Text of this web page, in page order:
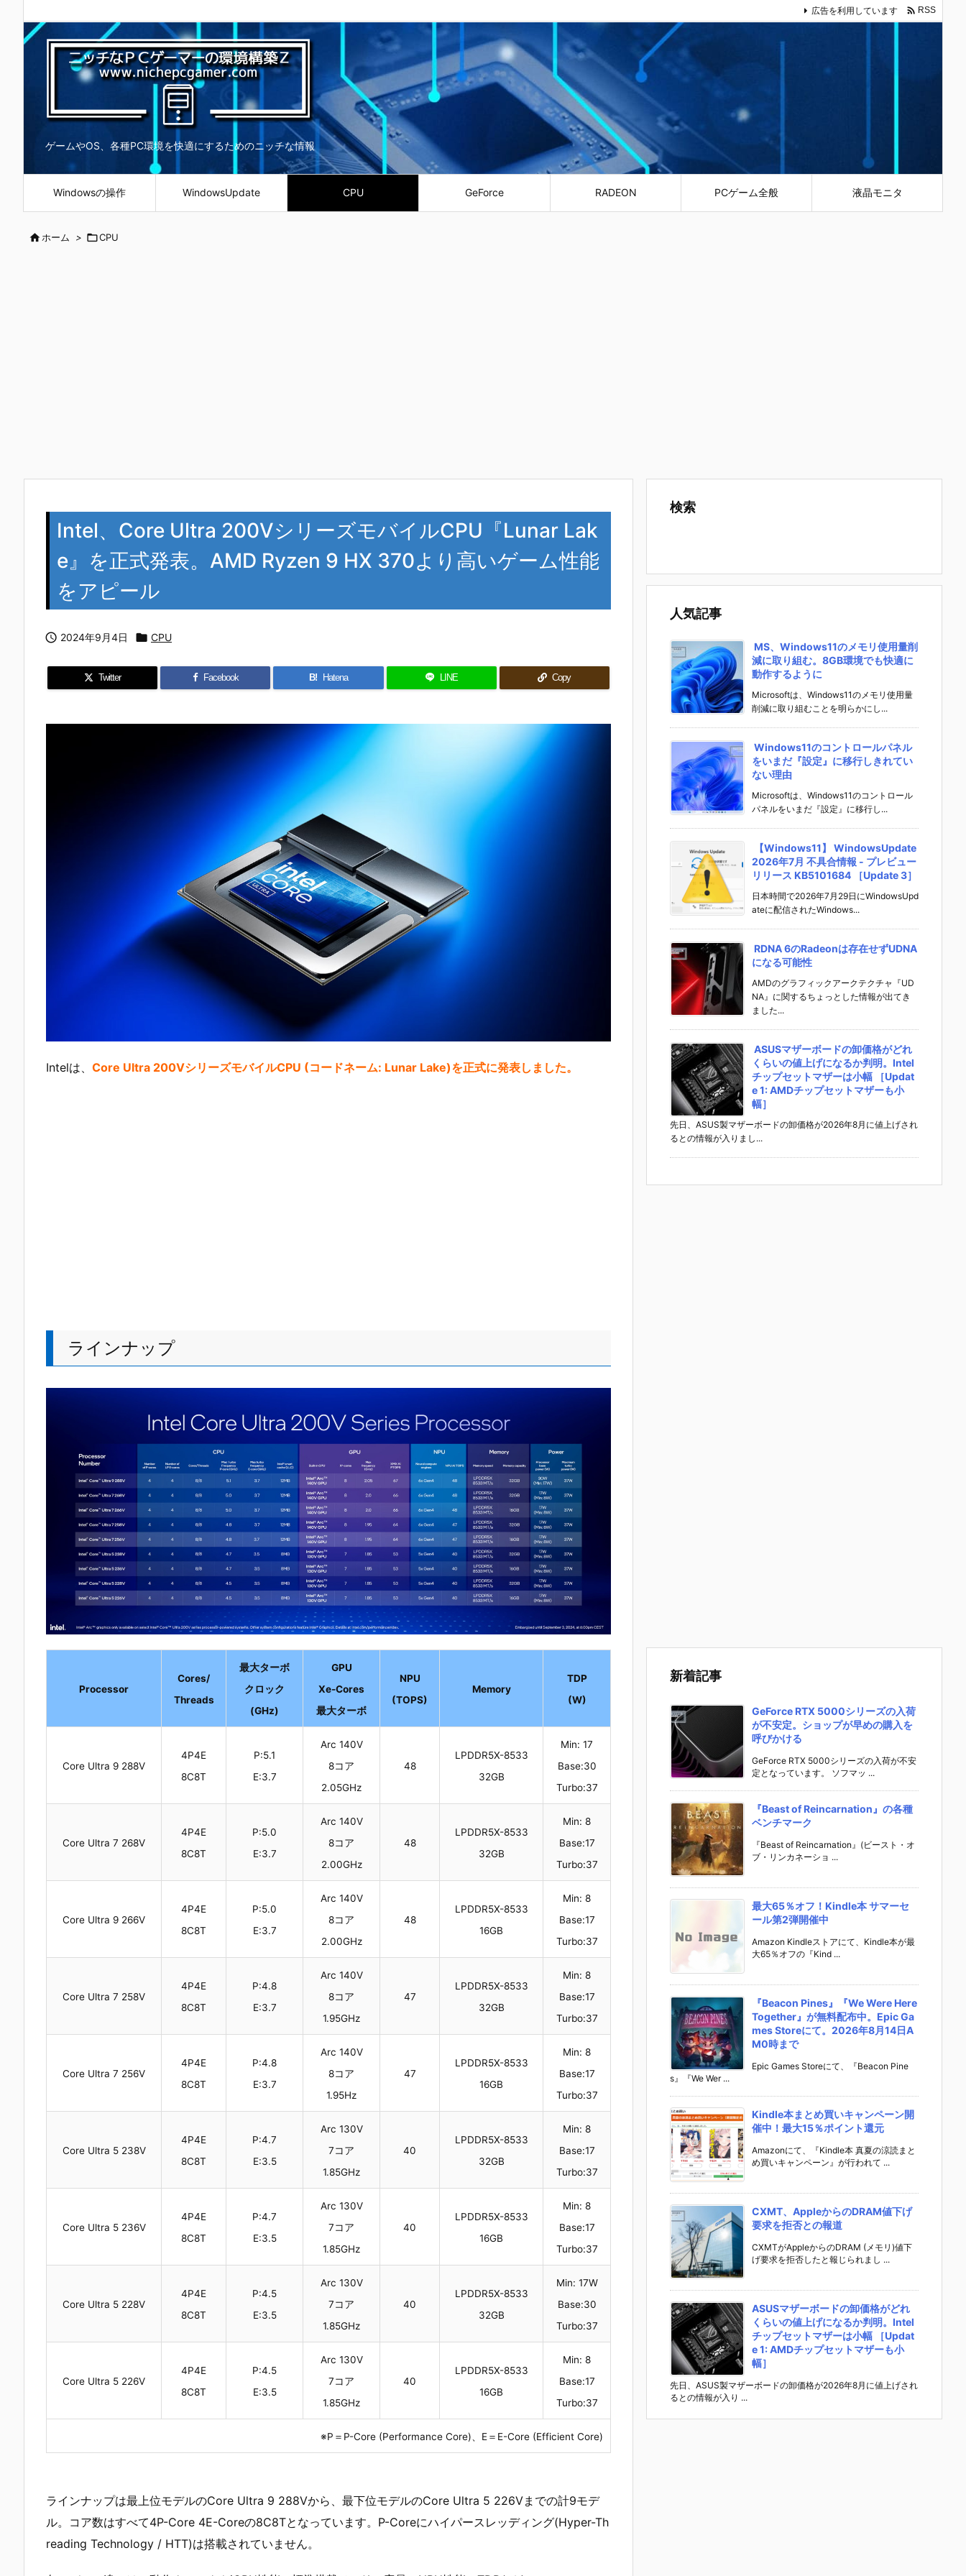
ゲームやOS、各種PC環境を快適にするためのニッチな情報
Windowsの操作 WindowsUpdate CPU GeForce RADEON PCゲーム全般 液晶モニタ
広告を利用しています  RSS
ホーム > CPU
Intel、Core Ultra 200VシリーズモバイルCPU『Lunar Lak
e』を正式発表。AMD Ryzen 9 HX 370より高いゲーム性能
をアピール
 2024年9月4日  CPU
Twitter Facebook B! Hatena LINE Copy
Intelは、 Core Ultra 200VシリーズモバイルCPU (コードネーム: Lunar Lake)を正式に発表しました。
ラインナップ
Processor
Cores/
Threads
最大ターボ
クロック
(GHz)
GPU
Xe-Cores
最大ターボ
NPU
(TOPS)
Memory
TDP
(W)
Core Ultra 9 288V
4P4E
8C8T
P:5.1
E:3.7
Arc 140V
8コア
2.05GHz
48
LPDDR5X-8533
32GB
Min: 17
Base:30
Turbo:37
Core Ultra 7 268V
4P4E
8C8T
P:5.0
E:3.7
Arc 140V
8コア
2.00GHz
48
LPDDR5X-8533
32GB
Min: 8
Base:17
Turbo:37
Core Ultra 9 266V
4P4E
8C8T
P:5.0
E:3.7
Arc 140V
8コア
2.00GHz
48
LPDDR5X-8533
16GB
Min: 8
Base:17
Turbo:37
Core Ultra 7 258V
4P4E
8C8T
P:4.8
E:3.7
Arc 140V
8コア
1.95GHz
47
LPDDR5X-8533
32GB
Min: 8
Base:17
Turbo:37
Core Ultra 7 256V
4P4E
8C8T
P:4.8
E:3.7
Arc 140V
8コア
1.95Hz
47
LPDDR5X-8533
16GB
Min: 8
Base:17
Turbo:37
Core Ultra 5 238V
4P4E
8C8T
P:4.7
E:3.5
Arc 130V
7コア
1.85GHz
40
LPDDR5X-8533
32GB
Min: 8
Base:17
Turbo:37
Core Ultra 5 236V
4P4E
8C8T
P:4.7
E:3.5
Arc 130V
7コア
1.85GHz
40
LPDDR5X-8533
16GB
Min: 8
Base:17
Turbo:37
Core Ultra 5 228V
4P4E
8C8T
P:4.5
E:3.5
Arc 130V
7コア
1.85GHz
40
LPDDR5X-8533
32GB
Min: 17W
Base:30
Turbo:37
Core Ultra 5 226V
4P4E
8C8T
P:4.5
E:3.5
Arc 130V
7コア
1.85GHz
40
LPDDR5X-8533
16GB
Min: 8
Base:17
Turbo:37
※P＝P-Core (Performance Core)、E＝E-Core (Efficient Core)
ラインナップは最上位モデルのCore Ultra 9 288Vから、最下位モデルのCore Ultra 5 226Vまでの計9モデ
ル。コア数はすべて4P-Core 4E-Coreの8C8Tとなっています。P-Coreにハイパースレッディング(Hyper-Th
reading Technology / HTT)は搭載されていません。
検索
人気記事
MS、Windows11のメモリ使用量削
減に取り組む。8GB環境でも快適に
動作するように
Microsoftは、Windows11のメモリ使用量
削減に取り組むことを明らかにし...
Windows11のコントロールパネル
をいまだ『設定』に移行しきれてい
ない理由
Microsoftは、Windows11のコントロール
パネルをいまだ『設定』に移行し...
【Windows11】 WindowsUpdate
2026年7月 不具合情報 - プレビュー
リリース KB5101684 ［Update 3］
日本時間で2026年7月29日にWindowsUpd
ateに配信されたWindows...
RDNA 6のRadeonは存在せずUDNA
になる可能性
AMDのグラフィックアークテクチャ『UD
NA』に関するちょっとした情報が出てき
ました...
ASUSマザーボードの卸価格がどれ
くらいの値上げになるか判明。Intel
チップセットマザーは小幅 ［Updat
e 1: AMDチップセットマザーも小
幅］
先日、ASUS製マザーボードの卸価格が2026年8月に値上げされ
るとの情報が入りまし...
新着記事
GeForce RTX 5000シリーズの入荷
が不安定。ショップが早めの購入を
呼びかける
GeForce RTX 5000シリーズの入荷が不安
定となっています。 ソフマッ ...
『Beast of Reincarnation』の各種
ベンチマーク
『Beast of Reincarnation』(ビースト・オ
ブ・リンカネーショ ...
最大65％オフ！Kindle本 サマーセ
ール第2弾開催中
Amazon Kindleストアにて、Kindle本が最
大65％オフの『Kind ...
『Beacon Pines』『We Were Here
Together』が無料配布中。Epic Ga
mes Storeにて。2026年8月14日A
M0時まで
Epic Games Storeにて、『Beacon Pine
s』『We Wer ...
Kindle本まとめ買いキャンペーン開
催中！最大15％ポイント還元
Amazonにて、『Kindle本 真夏の涼読まと
め買いキャンペーン』が行われて ...
CXMT、AppleからのDRAM値下げ
要求を拒否との報道
CXMTがAppleからのDRAM (メモリ)値下
げ要求を拒否したと報じられまし ...
ASUSマザーボードの卸価格がどれ
くらいの値上げになるか判明。Intel
チップセットマザーは小幅 ［Updat
e 1: AMDチップセットマザーも小
幅］
先日、ASUS製マザーボードの卸価格が2026年8月に値上げされ
るとの情報が入り ...